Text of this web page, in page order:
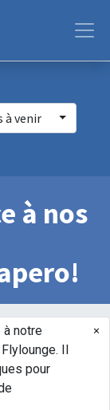
à venir
à nos
notre
Il
pour
×